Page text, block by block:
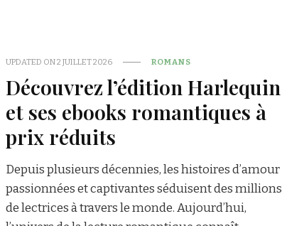
UPDATED ON2 JUILLET 2026 ROMANS
Découvrez l’édition Harlequin
et ses ebooks romantiques à
prix réduits
Depuis plusieurs décennies, les histoires d’amour
passionnées et captivantes séduisent des millions
de lectrices à travers le monde. Aujourd’hui,